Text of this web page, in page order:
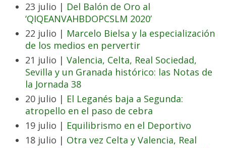
23 julio | Del Balón de Oro al
‘QIQEANVAHBDOPCSLM 2020’
22 julio | Marcelo Bielsa y la especialización
de los medios en pervertir
21 julio | Valencia, Celta, Real Sociedad,
Sevilla y un Granada histórico: las Notas de
la Jornada 38
20 julio | El Leganés baja a Segunda:
atropello en el paso de cebra
19 julio | Equilibrismo en el Deportivo
18 julio | Otra vez Celta y Valencia, Real